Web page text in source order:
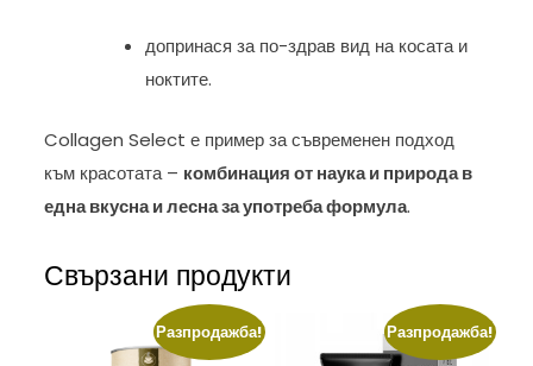
допринася за по-здрав вид на косата и
ноктите.
Collagen Select е пример за съвременен подход
към красотата – комбинация от наука и природа в
една вкусна и лесна за употреба формула.
Свързани продукти
Разпродажба! Разпродажба!